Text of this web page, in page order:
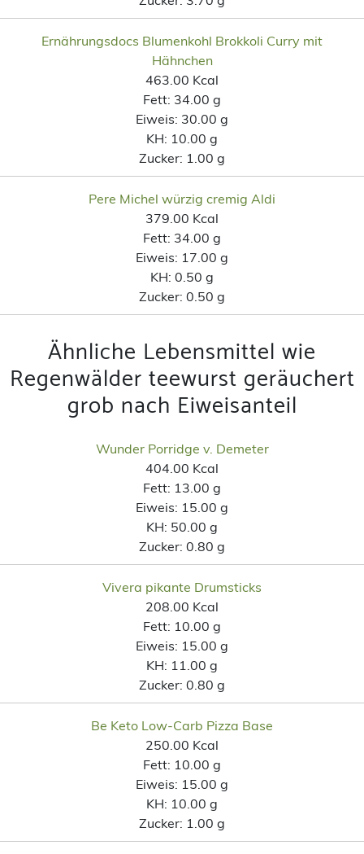
Ernährungsdocs Blumenkohl Brokkoli Curry mit
Hähnchen
463.00 Kcal
Fett: 34.00 g
Eiweis: 30.00 g
KH: 10.00 g
Zucker: 1.00 g
Pere Michel würzig cremig Aldi
379.00 Kcal
Fett: 34.00 g
Eiweis: 17.00 g
KH: 0.50 g
Zucker: 0.50 g
Ähnliche Lebensmittel wie
Regenwälder teewurst geräuchert
grob nach Eiweisanteil
Wunder Porridge v. Demeter
404.00 Kcal
Fett: 13.00 g
Eiweis: 15.00 g
KH: 50.00 g
Zucker: 0.80 g
Vivera pikante Drumsticks
208.00 Kcal
Fett: 10.00 g
Eiweis: 15.00 g
KH: 11.00 g
Zucker: 0.80 g
Be Keto Low-Carb Pizza Base
250.00 Kcal
Fett: 10.00 g
Eiweis: 15.00 g
KH: 10.00 g
Zucker: 1.00 g